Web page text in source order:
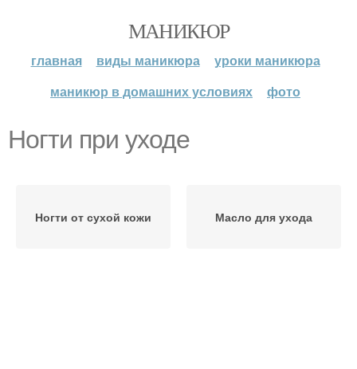
МАНИКЮР
главная виды маникюра
уроки маникюра
маникюр в домашних условиях
фото
Ногти при уходе
Ногти от сухой кожи Масло для ухода